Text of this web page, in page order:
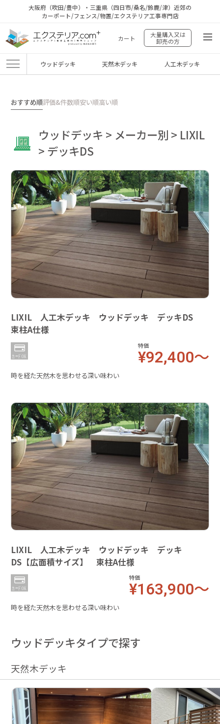
大阪府（吹田/豊中）・三重県（四日市/桑名/鈴鹿/津）近郊の
カーポート/フェンス/物置/エクステリア工事専門店
カート
大量購入又は
卸売の方
ウッドデッキ 天然木デッキ 人工木デッキ
おすすめ順評価&件数順安い順高い順
ウッドデッキ > メーカー別 > LIXIL
> デッキDS
LIXIL 人工木デッキ ウッドデッキ デッキDS
束柱A仕様
特価
¥92,400～
時を経た天然木を思わせる深い味わい
LIXIL 人工木デッキ ウッドデッキ デッキ
DS【広面積サイズ】 束柱A仕様
特価
¥163,900～
時を経た天然木を思わせる深い味わい
ウッドデッキタイプで探す
天然木デッキ